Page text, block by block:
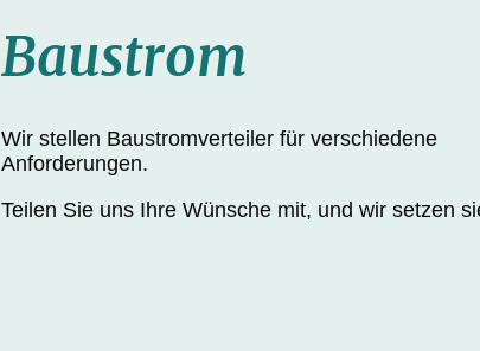
Baustrom
Wir stellen Baustromverteiler für verschiedene
Anforderungen.
Teilen Sie uns Ihre Wünsche mit, und wir setzen